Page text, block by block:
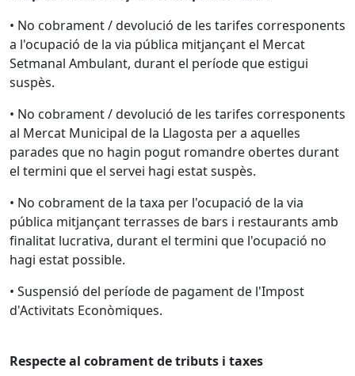
• No cobrament / devolució de les tarifes corresponents
a l'ocupació de la via pública mitjançant el Mercat
Setmanal Ambulant, durant el període que estigui
suspès.
• No cobrament / devolució de les tarifes corresponents
al Mercat Municipal de la Llagosta per a aquelles
parades que no hagin pogut romandre obertes durant
el termini que el servei hagi estat suspès.
• No cobrament de la taxa per l'ocupació de la via
pública mitjançant terrasses de bars i restaurants amb
finalitat lucrativa, durant el termini que l'ocupació no
hagi estat possible.
• Suspensió del període de pagament de l'Impost
d'Activitats Econòmiques.
Respecte al cobrament de tributs i taxes